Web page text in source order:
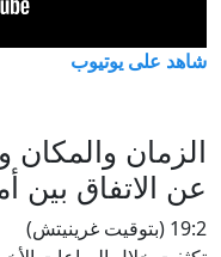
شاهد على يوتيوب
الزمان
عن الاتفاق بين
19:2 (بتوقيت غرينيتش)